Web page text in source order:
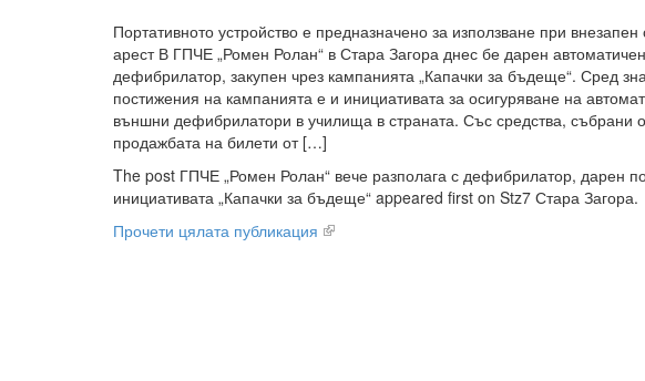
Портативното устройство е предназначено за използване при
арест В ГПЧЕ „Ромен Ролан“ в Стара Загора днес бе дарен
дефибрилатор, закупен чрез кампанията „Капачки за бъдеще“. Сред
постижения на кампанията е и инициативата за осигуряване на
външни дефибрилатори в училища в страната. Със средства, събрани
продажбата на билети от […]
The post ГПЧЕ „Ромен Ролан“ вече разполага с дефибрилатор, дарен
инициативата „Капачки за бъдеще“ appeared first on Stz7 Стара Загора.
Прочети цялата публикация